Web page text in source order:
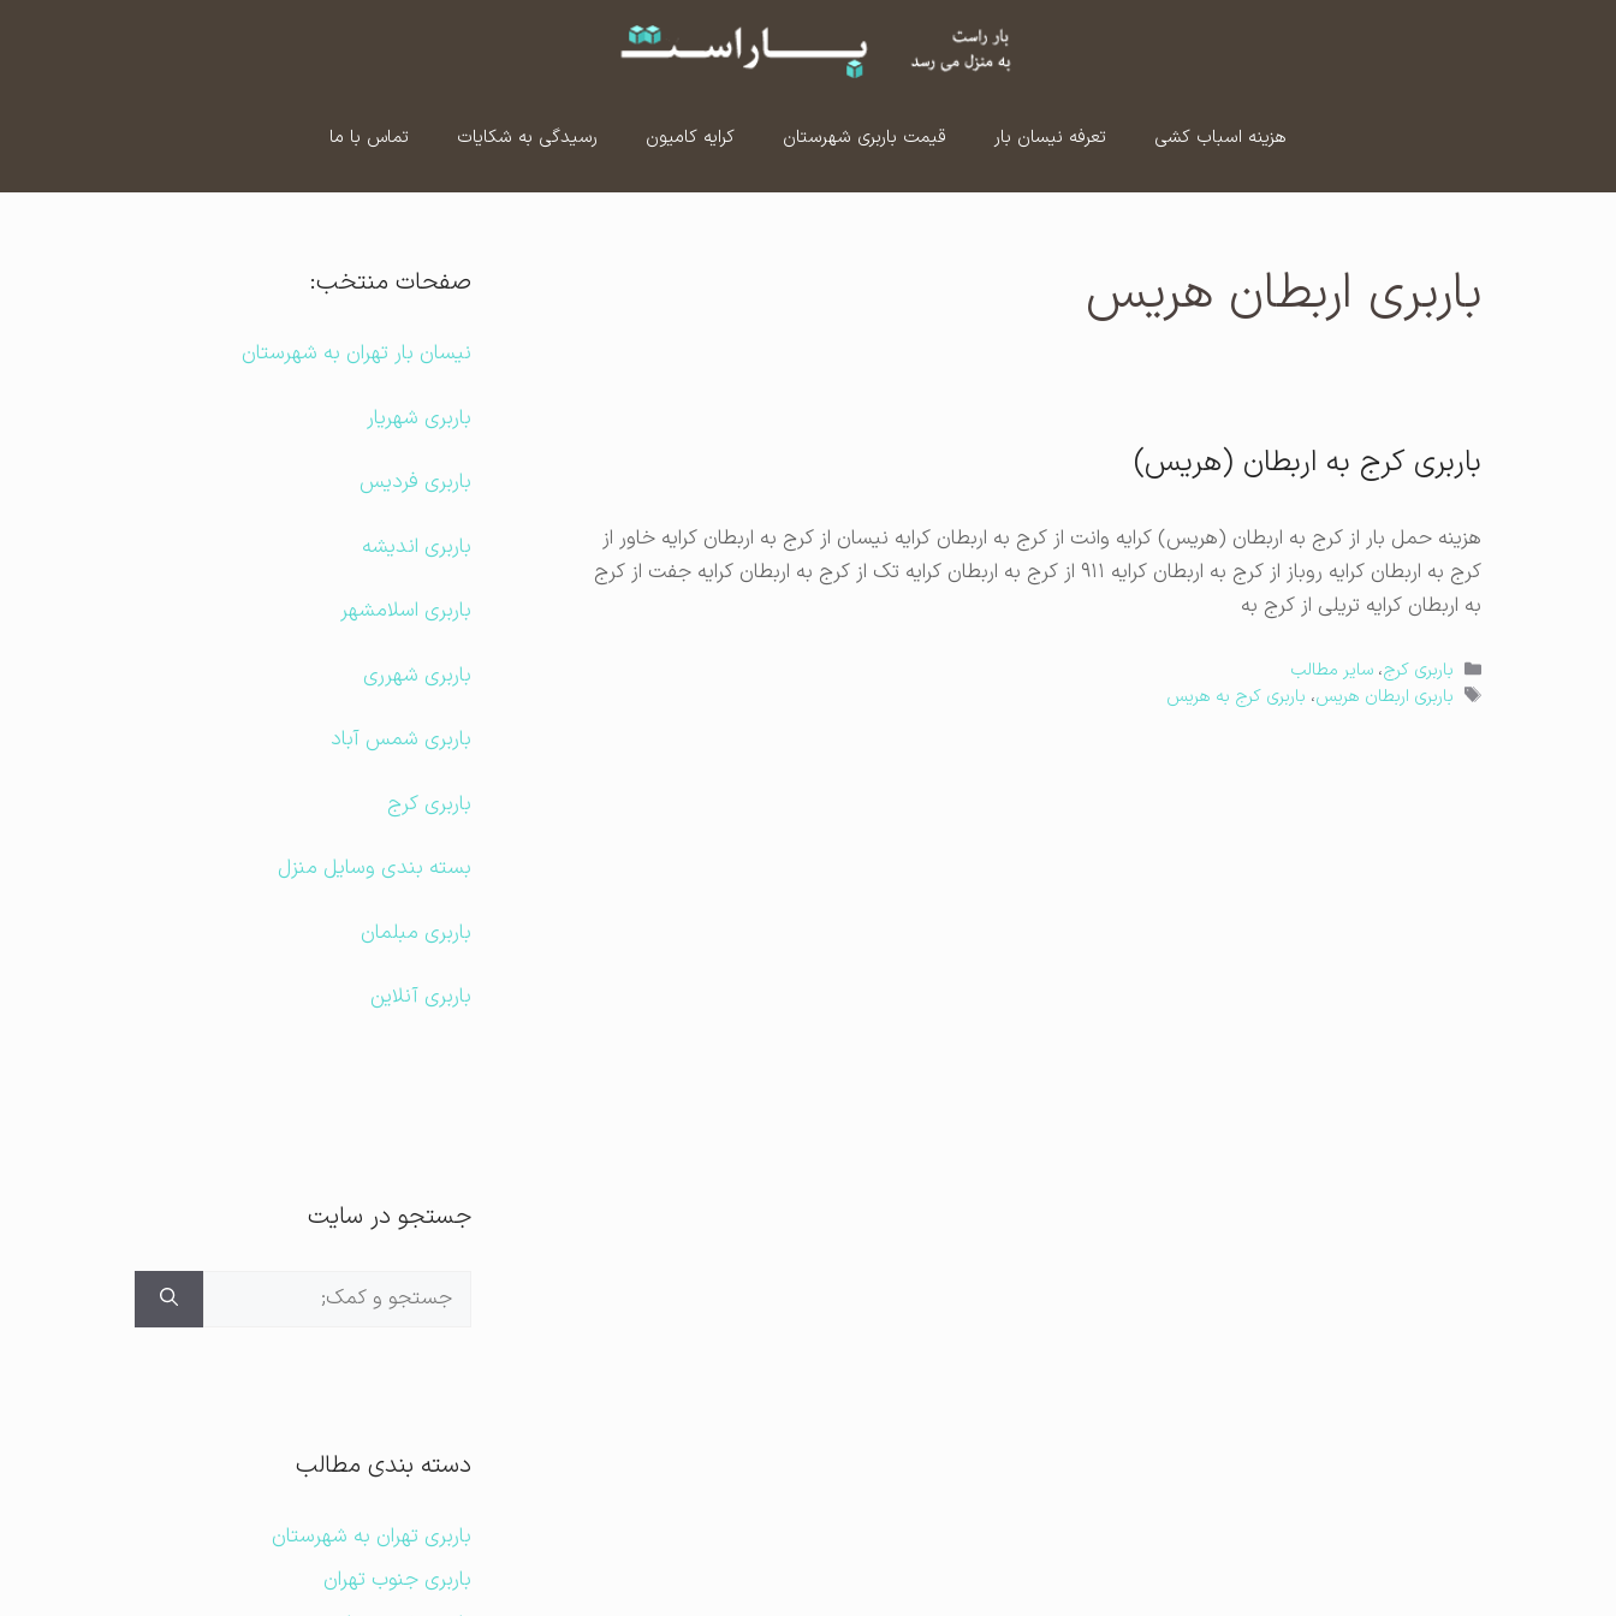
هزینه اسباب کشی تعرفه نیسان بار قیمت باربری شهرستان کرایه کامیون رسیدگی به شکایات تماس با ما
باربری اربطان هریس
باربری کرج به اربطان (هریس)
هزینه حمل بار از کرج به اربطان (هریس) کرایه وانت از کرج به اربطان کرایه نیسان از کرج به اربطان کرایه خاور از
کرج به اربطان کرایه روباز از کرج به اربطان کرایه ۹۱۱ از کرج به اربطان کرایه تک از کرج به اربطان کرایه جفت از کرج
به اربطان کرایه تریلی از کرج به
دسته‌ها
باربری کرج،سایر مطالب
برچسب‌ها
باربری اربطان هریس، باربری کرج به هریس
صفحات منتخب:
نیسان بار تهران به شهرستان
باربری شهریار
باربری فردیس
باربری اندیشه
باربری اسلامشهر
باربری شهرری
باربری شمس آباد
باربری کرج
بسته بندی وسایل منزل
باربری مبلمان
باربری آنلاین
جستجو در سایت
جستجوی
دسته بندی مطالب
باربری تهران به شهرستان
باربری جنوب تهران